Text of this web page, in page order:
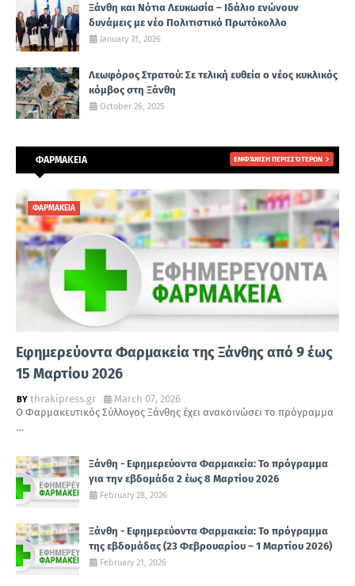
Ξάνθη και Νότια Λευκωσία – Ιδάλιο ενώνουν
δυνάμεις με νέο Πολιτιστικό Πρωτόκολλο
January 31, 2026
Λεωφόρος Στρατού: Σε τελική ευθεία ο νέος κυκλικός
κόμβος στη Ξάνθη
October 26, 2025
ΦΑΡΜΑΚΕΙΑ ΕΜΦΆΝΙΣΗ ΠΕΡΙΣΣΌΤΕΡΩΝ
ΦΑΡΜΑΚΕΙΑ
Εφημερεύοντα Φαρμακεία της Ξάνθης από 9 έως
15 Μαρτίου 2026
thrakipress.gr
March 07, 2026
Ο Φαρμακευτικός Σύλλογος Ξάνθης έχει ανακοινώσει το πρόγραμμα
…
Ξάνθη - Εφημερεύοντα Φαρμακεία: Το πρόγραμμα
για την εβδομάδα 2 έως 8 Μαρτίου 2026
February 28, 2026
Ξάνθη - Εφημερεύοντα Φαρμακεία: Το πρόγραμμα
της εβδομάδας (23 Φεβρουαρίου – 1 Μαρτίου 2026)
February 21, 2026